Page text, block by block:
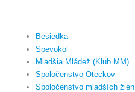
Besiedka
Spevokol
Mladšia Mládež (Klub MM)
Spoločenstvo Oteckov
Spoločenstvo mladších žien